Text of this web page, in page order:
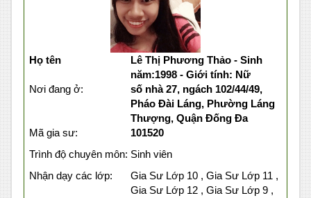
Họ tên
Lê Thị Phương Thảo - Sinh
năm:1998 - Giới tính: Nữ
Nơi đang ở:
số nhà 27, ngách 102/44/49,
Pháo Đài Láng, Phường Láng
Thượng, Quận Đống Đa
Mã gia sư:
101520
Trình độ chuyên môn: Sinh viên
Nhận dạy các lớp:
Gia Sư Lớp 10 , Gia Sư Lớp 11 ,
Gia Sư Lớp 12 , Gia Sư Lớp 9 ,